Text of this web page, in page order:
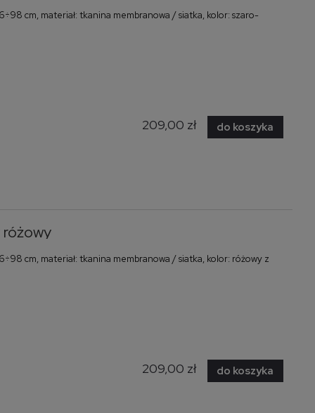
cm, materiał: tkanina membranowa / siatka, kolor: szaro-
209,00 zł do koszyka
cm, materiał: tkanina membranowa / siatka, kolor: różowy z
209,00 zł do koszyka